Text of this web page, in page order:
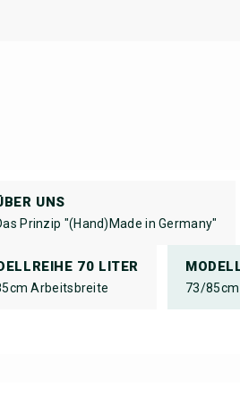
UNS
Prinzip "(Hand)Made in Germany"
70 LITER
Arbeitsbreite 73/